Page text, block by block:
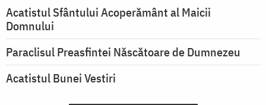
Acatistul Sfântului Acoperământ al Maicii
Domnului
Paraclisul Preasfintei Născătoare de Dumnezeu
Acatistul Bunei Vestiri